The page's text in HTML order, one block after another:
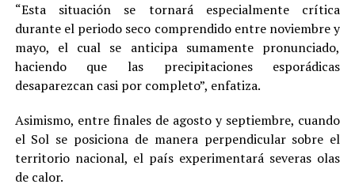
“Esta situación se tornará especialmente crítica
durante el periodo seco comprendido entre noviembre y
mayo, el cual se anticipa sumamente pronunciado,
haciendo que las precipitaciones esporádicas
desaparezcan casi por completo”, enfatiza.
Asimismo, entre finales de agosto y septiembre, cuando
el Sol se posiciona de manera perpendicular sobre el
territorio nacional, el país experimentará severas olas
de calor.